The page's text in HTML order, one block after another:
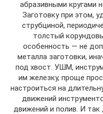
абразивными кругами
Заготовку при этом,
струбциной,
толстый
особенность — не
металла заготовки,
под хвост. УШМ,
им железку, проще
настроиться на
движений
движений и полив. И так